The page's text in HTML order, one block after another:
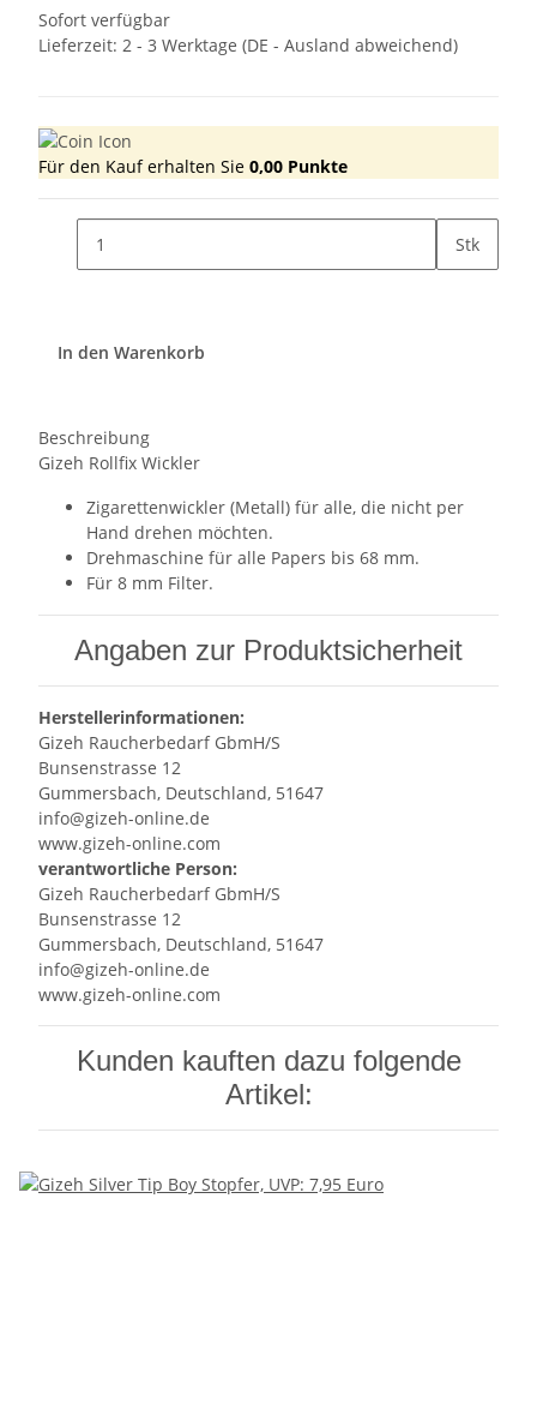
Sofort verfügbar
Lieferzeit: 2 - 3 Werktage (DE - Ausland abweichend)
Für den Kauf erhalten Sie 0,00 Punkte
Stk
In den Warenkorb
Beschreibung
Gizeh Rollfix Wickler
Zigarettenwickler (Metall) für alle, die nicht per
Hand drehen möchten.
Drehmaschine für alle Papers bis 68 mm.
Für 8 mm Filter.
Angaben zur Produktsicherheit
Herstellerinformationen:
Gizeh Raucherbedarf GbmH/S
Bunsenstrasse 12
Gummersbach, Deutschland, 51647
info@gizeh-online.de
www.gizeh-online.com
verantwortliche Person:
Gizeh Raucherbedarf GbmH/S
Bunsenstrasse 12
Gummersbach, Deutschland, 51647
info@gizeh-online.de
www.gizeh-online.com
Kunden kauften dazu folgende
Artikel: